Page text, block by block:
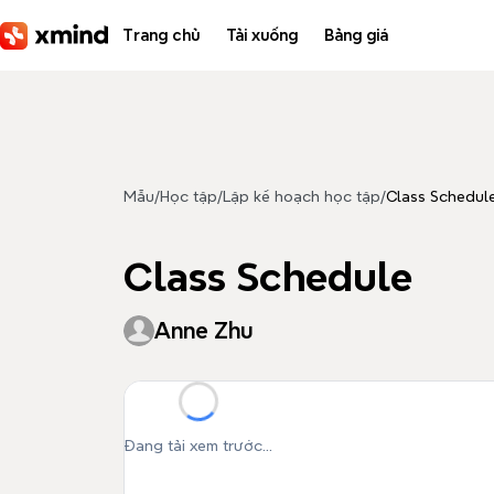
Trang chủ Tải xuống Bảng giá
Mẫu/Học tập/ Lập kế hoạch học tập/Class
Class Schedule
Anne Zhu
Đang tải xem trước...